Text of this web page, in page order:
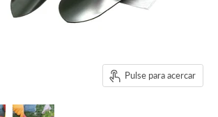
Pulse para acercar